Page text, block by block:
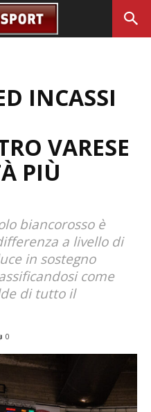
INCASSI
VARESE
PIÙ
biancorosso è
a livello di
in sostegno
come
di tutto il
0